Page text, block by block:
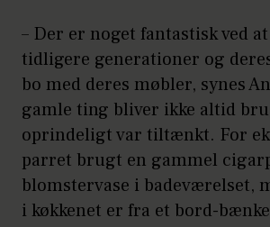
– Der er noget fantastisk ved
tidligere generationer og
bo med deres møbler, synes
gamle ting bliver ikke altid
oprindeligt var tiltænkt. For
parret brugt en gammel
blomstervase i badeværelset,
i køkkenet er fra et bord-